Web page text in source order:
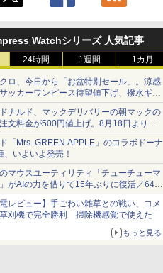
Watchシリーズ 人気記事
24時間 1週間 1カ月
ロ、今日から「お盆特別セール」。涼感
ッカーワンピース待望値下げ、撥水ギア
ツは1990円に
ナルド、マックデリバリーの朝マックの
文料金が500円値上げ。8月18日より
円から受付
「Mrs. GREEN APPLE」のコラボドーナ
、いよいよ発売！
マウスユーティリティ「チューチューマ
がAIの力を借りて15年ぶりに復活／64bit
10/11、「Chrome」も走り回
復活記念で2026年末まで500円
電レビュー】手ごわい雑草との戦い、コメ
刈機で完全勝利 掃除機感覚で使えた
もっと見る